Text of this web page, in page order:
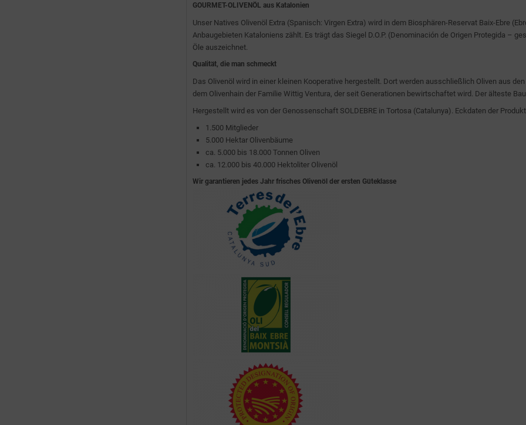
GOURMET-OLIVENÖL aus Katalonien
Unser Natives Olivenöl Extra (Spanisch: Virgen Extra) wird in dem Biosphären-Reservat Baix-Ebre
Anbaugebieten Kataloniens zählt. Es trägt das Siegel D.O.P. (Denominación de Origen Protegida –
Öle auszeichnet.
Qualität, die man schmeckt
Das Olivenöl wird in einer kleinen Kooperative hergestellt. Dort werden ausschließlich Oliven aus
dem Olivenhain der Familie Wittig Ventura, der seit Generationen bewirtschaftet wird. Der älteste
Hergestellt wird es von der Genossenschaft SOLDEBRE in Tortosa (Catalunya). Eckdaten der
1.500 Mitglieder
5.000 Hektar Olivenbäume
ca. 5.000 bis 18.000 Tonnen Oliven
ca. 12.000 bis 40.000 Hektoliter Olivenöl
Wir garantieren jedes Jahr frisches Olivenöl der ersten Güteklasse